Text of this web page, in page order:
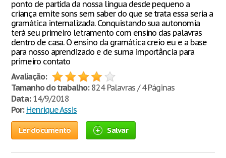
ponto de partida da nossa língua desde pequeno a
criança emite sons sem saber do que se trata essa seria a
gramática internalizada. Conquistando sua autonomia
terá seu primeiro letramento com ensino das palavras
dentro de casa. O ensino da gramática creio eu e a base
para nosso aprendizado e de suma importância para
primeiro contato
Avaliação:
Tamanho do trabalho:824 Palavras / 4 Páginas
Data:14/9/2018
Por: Henrique Assis
Ler documento Salvar